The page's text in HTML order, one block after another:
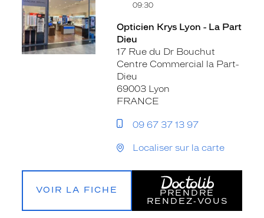
09:30
Opticien Krys Lyon - La Part
Dieu
17 Rue du Dr Bouchut
Centre Commercial la Part-
Dieu
69003 Lyon
FRANCE
09 67 37 13 97
Localiser sur la carte
VOIR LA FICHE
PRENDRE
RENDEZ‑VOUS